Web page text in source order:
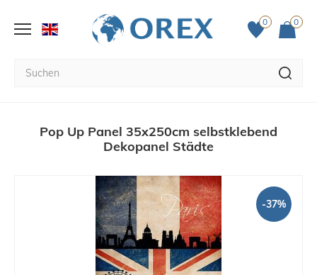
0 0
Pop Up Panel 35x250cm selbstklebend
Dekopanel Städte
-37%